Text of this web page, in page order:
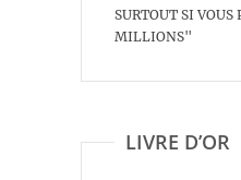
SURTOUT SI VOUS
MILLIONS"
LIVRE D’OR